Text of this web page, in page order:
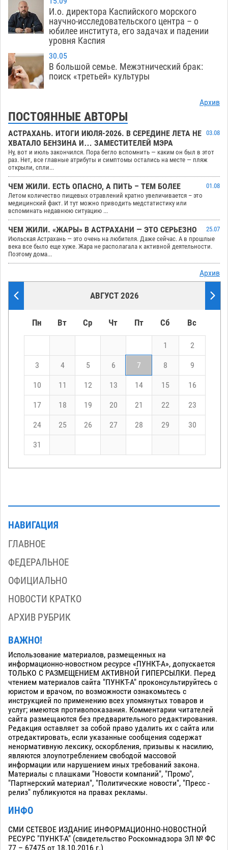
И.о. директора Каспийского морского
научно-исследовательского центра – о
юбилее института, его задачах и падении
уровня Каспия
30.05
В большой семье. Межэтнический брак:
поиск «третьей» культуры
Архив
ПОСТОЯННЫЕ АВТОРЫ
АСТРАХАНЬ. ИТОГИ ИЮЛЯ-2026. В СЕРЕДИНЕ ЛЕТА НЕ
ХВАТАЛО БЕНЗИНА И… ЗАМЕСТИТЕЛЕЙ МЭРА
03.08
Ну, вот и июль закончился. Пора бегло вспомнить — каким он был в этот
раз. Нет, все главные атрибуты и симптомы остались на месте — пляж
открыли, спли...
ЧЕМ ЖИЛИ. ЕСТЬ ОПАСНО, А ПИТЬ – ТЕМ БОЛЕЕ
01.08
Летом количество пищевых отравлений кратно увеличивается – это
медицинский факт. И тут можно приводить медстатистику или
вспоминать недавнюю ситуацию ...
ЧЕМ ЖИЛИ. «ЖАРЫ» В АСТРАХАНИ — ЭТО СЕРЬЕЗНО
25.07
Июльская Астрахань — это очень на любителя. Даже сейчас. А в прошлые
века все было еще хуже. Жара не располагала к активной деятельности.
Поэтому дома...
Архив
АВГУСТ 2026
Пн Вт Ср Чт Пт Сб Вс
1 2
3 4 5 6 7 8 9
10 11 12 13 14 15 16
17 18 19 20 21 22 23
24 25 26 27 28 29 30
31
НАВИГАЦИЯ
ГЛАВНОЕ
ФЕДЕРАЛЬНОЕ
ОФИЦИАЛЬНО
НОВОСТИ КРАТКО
АРХИВ РУБРИК
ВАЖНО!
Использование материалов, размещенных на
информационно-новостном ресурсе «ПУНКТ-А», допускается
ТОЛЬКО С РАЗМЕЩЕНИЕМ АКТИВНОЙ ГИПЕРСЫЛКИ. Перед
чтением материалов сайта "ПУНКТ-А" проконсультируйтесь с
юристом и врачом, по возможности ознакомьтесь с
инструкцией по применению всех упомянутых товаров и
услуг; имеются противопоказания. Комментарии читателей
сайта размещаются без предварительного редактирования.
Редакция оставляет за собой право удалить их с сайта или
отредактировать, если указанные сообщения содержат
ненормативную лексику, оскорбления, призывы к насилию,
являются злоупотреблением свободой массовой
информации или нарушением иных требований закона.
Материалы с плашками "Новости компаний", "Промо",
"Партнерский материал", "Политические новости", "Пресс -
релиз" публикуются на правах рекламы.
ИНФО
СМИ СЕТЕВОЕ ИЗДАНИЕ ИНФОРМАЦИОННО-НОВОСТНОЙ
РЕСУРС "ПУНКТ-А" (свидетельство Роскомнадзора ЭЛ № ФС
77 – 67475 от 18.10.2016 г.)